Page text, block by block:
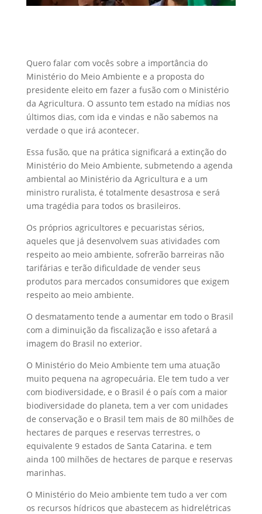
Quero falar com vocês sobre a importância do
Ministério do Meio Ambiente e a proposta do
presidente eleito em fazer a fusão com o Ministério
da Agricultura. O assunto tem estado na mídias nos
últimos dias, com ida e vindas e não sabemos na
verdade o que irá acontecer.
Essa fusão, que na prática significará a extinção do
Ministério do Meio Ambiente, submetendo a agenda
ambiental ao Ministério da Agricultura e a um
ministro ruralista, é totalmente desastrosa e será
uma tragédia para todos os brasileiros.
Os próprios agricultores e pecuaristas sérios,
aqueles que já desenvolvem suas atividades com
respeito ao meio ambiente, sofrerão barreiras não
tarifárias e terão dificuldade de vender seus
produtos para mercados consumidores que exigem
respeito ao meio ambiente.
O desmatamento tende a aumentar em todo o Brasil
com a diminuição da fiscalização e isso afetará a
imagem do Brasil no exterior.
O Ministério do Meio Ambiente tem uma atuação
muito pequena na agropecuária. Ele tem tudo a ver
com biodiversidade, e o Brasil é o país com a maior
biodiversidade do planeta, tem a ver com unidades
de conservação e o Brasil tem mais de 80 milhões de
hectares de parques e reservas terrestres, o
equivalente 9 estados de Santa Catarina. e tem
ainda 100 milhões de hectares de parque e reservas
marinhas.
O Ministério do Meio ambiente tem tudo a ver com
os recursos hídricos que abastecem as hidrelétricas